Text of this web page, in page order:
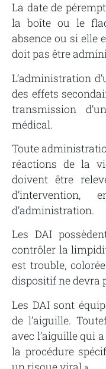
La date de
la boîte ou le
absence ou si elle
doit pas être
L’administration
des effets
transmission
médical.
Toute
réactions de la
doivent être
d’administration.
Les DAI
contrôler la
est trouble,
dispositif ne devra
Les DAI sont
de l’aiguille.
avec l’aiguille qui
la procédure